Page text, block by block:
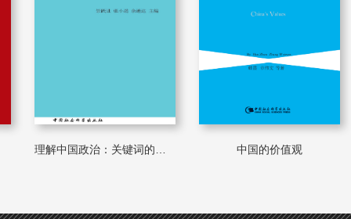
理解中国政治：关键词的方法 中国的价值观